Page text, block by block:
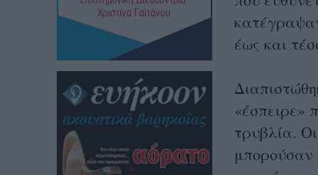
έως και
«έσπειρε»
τρυβλία.
μπορούσαν